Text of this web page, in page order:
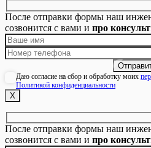
После отправки формы наш
созвонится с вами и про
Даю согласие на сбор и обработку моих
Политикой конфиденциальности
Х
После отправки формы наш
созвонится с вами и про